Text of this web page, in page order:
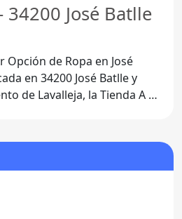
34200 José Batlle
Opción de Ropa en José
de Lavalleja, la Tienda A y